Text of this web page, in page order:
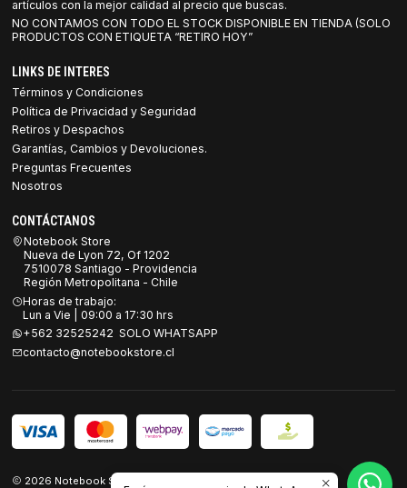
artículos con la mejor calidad al precio que buscas.
NO CONTAMOS CON TODO EL STOCK DISPONIBLE EN TIENDA (SOLO
PRODUCTOS CON ETIQUETA “RETIRO HOY”
LINKS DE INTERES
Términos y Condiciones
Política de Privacidad y Seguridad
Retiros y Despachos
Garantías, Cambios y Devoluciones.
Preguntas Frecuentes
Nosotros
CONTÁCTANOS
Notebook Store
Nueva de Lyon 72, Of 1202
7510078 Santiago - Providencia
Región Metropolitana - Chile
Horas de trabajo:
Lun a Vie | 09:00 a 17:30 hrs
+562 32525242 SOLO WHATSAPP
contacto@notebookstore.cl
2026 Notebook Store.